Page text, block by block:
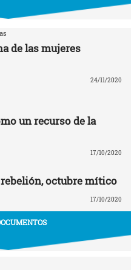
de las mujeres
24/11/2020
un recurso de la
17/10/2020
octubre mítico
17/10/2020